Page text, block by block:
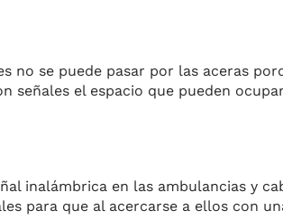
no se puede pasar por las aceras
señales el espacio que pueden
inalámbrica en las ambulancias y
para que al acercarse a ellos con